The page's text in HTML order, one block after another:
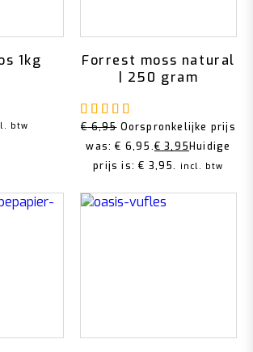
1kg
uit 5
btw
Forrest moss natural
| 250 gram
€6,95 Oorspronkelijke prijs
was: € 6,95.€ 3,95 Huidige
prijs is: € 3,95.
incl. btw